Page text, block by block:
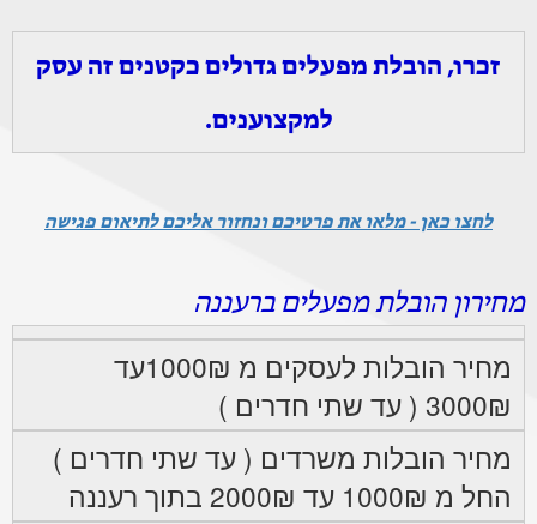
זכרו, הובלת מפעלים גדולים כקטנים זה עסק
למקצוענים.
לחצו כאן - מלאו את פרטיכם ונחזור אליכם לתיאום פגישה
מחירון הובלת מפעלים ברעננה
מחיר הובלות לעסקים מ 1000₪עד
3000₪ ( עד שתי חדרים )
מחיר הובלות משרדים ( עד שתי חדרים )
החל מ 1000₪ עד 2000₪ בתוך רעננה